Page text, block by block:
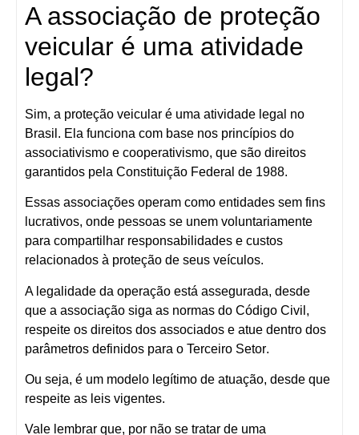
A associação de proteção
veicular é uma atividade
legal?
Sim, a proteção veicular é uma atividade legal no
Brasil . Ela funciona com base nos princípios do
associativismo e cooperativismo, que são direitos
garantidos pela Constituição Federal de 1988.
Essas associações operam como entidades sem fins
lucrativos, onde pessoas se unem voluntariamente
para compartilhar responsabilidades e custos
relacionados à proteção de seus veículos.
A legalidade da operação está assegurada, desde
que a associação siga as normas do Código Civil,
respeite os direitos dos associados e atue dentro dos
parâmetros definidos para o Terceiro Setor.
Ou seja, é um modelo legítimo de atuação, desde que
respeite as leis vigentes.
Vale lembrar que, por não se tratar de uma